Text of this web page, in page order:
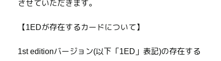
させていただきます。
【1EDが存在するカードについて】
1st editionバージョン(以下「1ED」表記)の存在する